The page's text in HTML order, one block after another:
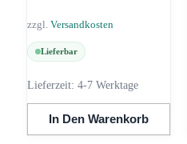
zzgl. Versandkosten
Lieferbar
Lieferzeit: 4-7 Werktage
In Den Warenkorb